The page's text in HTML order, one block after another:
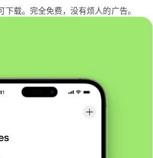
下载。完全免费，没有烦人的广告。